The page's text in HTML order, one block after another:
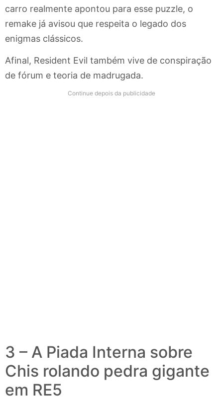
carro realmente apontou para esse puzzle, o
remake já avisou que respeita o legado dos
enigmas clássicos.
Afinal, Resident Evil também vive de conspiração
de fórum e teoria de madrugada.
Continue depois da publicidade
3 – A Piada Interna sobre
Chis rolando pedra gigante
em RE5